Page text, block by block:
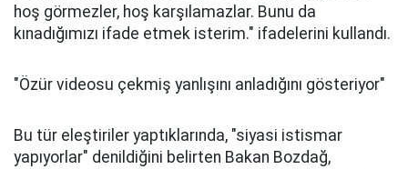
hoş görmezler, hoş karşılamazlar. Bunu da
kınadığımızı ifade etmek isterim." ifadelerini kullandı.
"Özür videosu çekmiş yanlışını anladığını gösteriyor"
Bu tür eleştiriler yaptıklarında, "siyasi istismar
yapıyorlar" denildiğini belirten Bakan Bozdağ,